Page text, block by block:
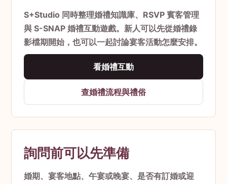
S+Studio 同時整理婚禮知識庫、RSVP 賓客管理
與 S-SNAP 婚禮互動遊戲。新人可以先從婚禮錄
影檔期開始，也可以一起討論宴客活動怎麼安排。
看婚禮互動
查婚禮流程與禮俗
詢問前可以先準備
婚期、宴客地點、午宴或晚宴、是否有訂婚或迎